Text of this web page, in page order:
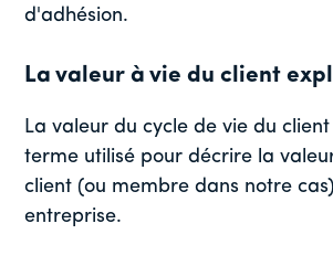
d'adhésion.
La valeur à vie du client
La valeur du cycle de vie du client
terme utilisé pour décrire la
client (ou membre dans notre
entreprise.